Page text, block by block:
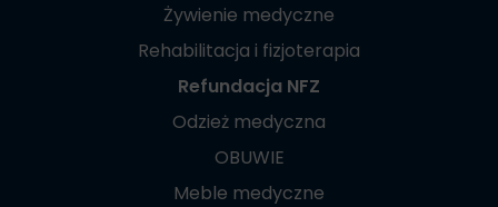
Żywienie medyczne
Rehabilitacja i fizjoterapia
Refundacja NFZ
Odzież medyczna
OBUWIE
Meble medyczne